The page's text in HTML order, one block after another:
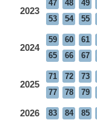
2023
47 48 49
53
54 55
2024
59 60 61
65
66 67
2025
71 72 73
77
78 79
2026 83 84 85